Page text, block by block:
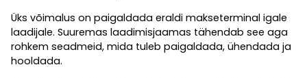
Üks võimalus on paigaldada eraldi makseterminal igale
laadijale. Suuremas laadimisjaamas tähendab see aga
rohkem seadmeid, mida tuleb paigaldada, ühendada ja
hooldada.